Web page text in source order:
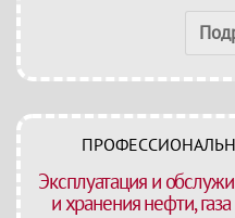
Эксплуатация и
и хранения нефти,